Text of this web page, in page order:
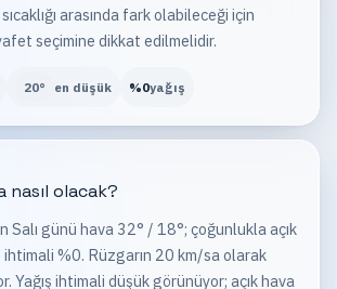
arasında fark olabileceği için
seçimine dikkat edilmelidir.
20° en düşük %0yağış
nasıl olacak?
Salı günü hava 32° / 18°; çoğunlukla açık
ihtimali %0. Rüzgarın 20 km/sa olarak
Yağış ihtimali düşük görünüyor; açık hava